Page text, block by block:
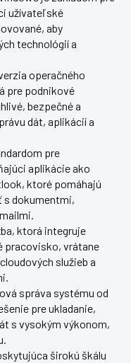
užívateľské
aby
technológií a
operačného
pre podnikové
bezpečné a
dát, aplikácií a
pre
aplikácie ako
ktoré pomáhajú
dokumentmi,
ktorá integruje
pracovisko, vrátane
služieb a
správa systému od
pre ukladanie,
s vysokým výkonom,
širokú škálu